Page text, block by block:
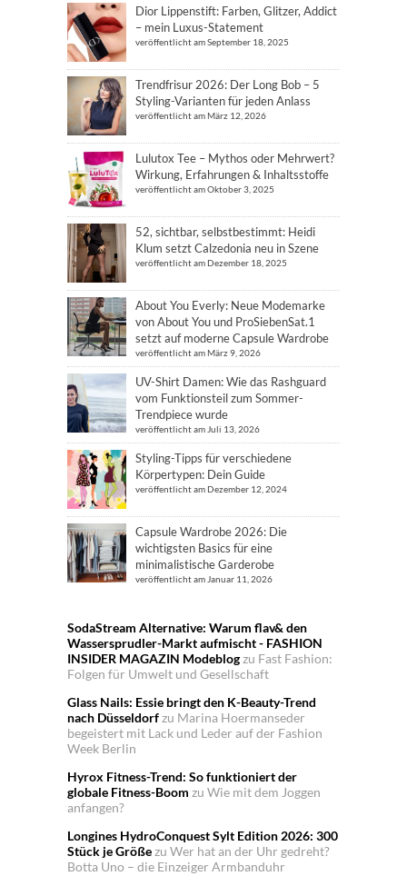
Dior Lippenstift: Farben, Glitzer, Addict
– mein Luxus-Statement
veröffentlicht am September 18, 2025
Trendfrisur 2026: Der Long Bob – 5
Styling-Varianten für jeden Anlass
veröffentlicht am März 12, 2026
Lulutox Tee – Mythos oder Mehrwert?
Wirkung, Erfahrungen & Inhaltsstoffe
veröffentlicht am Oktober 3, 2025
52, sichtbar, selbstbestimmt: Heidi
Klum setzt Calzedonia neu in Szene
veröffentlicht am Dezember 18, 2025
About You Everly: Neue Modemarke
von About You und ProSiebenSat.1
setzt auf moderne Capsule Wardrobe
veröffentlicht am März 9, 2026
UV-Shirt Damen: Wie das Rashguard
vom Funktionsteil zum Sommer-
Trendpiece wurde
veröffentlicht am Juli 13, 2026
Styling-Tipps für verschiedene
Körpertypen: Dein Guide
veröffentlicht am Dezember 12, 2024
Capsule Wardrobe 2026: Die
wichtigsten Basics für eine
minimalistische Garderobe
veröffentlicht am Januar 11, 2026
SodaStream Alternative: Warum flav& den
Wassersprudler-Markt aufmischt - FASHION
INSIDER MAGAZIN Modeblogzu Fast Fashion:
Folgen für Umwelt und Gesellschaft
Glass Nails: Essie bringt den K-Beauty-Trend
nach Düsseldorfzu Marina Hoermanseder
begeistert mit Lack und Leder auf der Fashion
Week Berlin
Hyrox Fitness-Trend: So funktioniert der
globale Fitness-Boom zu Wie mit dem Joggen
anfangen?
Longines HydroConquest Sylt Edition 2026: 300
Stück je Größezu Wer hat an der Uhr gedreht?
Botta Uno – die Einzeiger Armbanduhr